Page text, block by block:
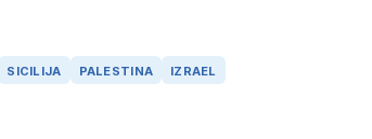
SICILIJA PALESTINA IZRAEL